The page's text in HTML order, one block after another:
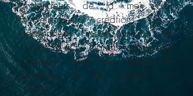
profondeurs de la mer. Ces
merveilleuses créations sont
appropriées pour toutes les
occasions et ne manqueront pas de
charmer celles qui auront le
privilège de les recevoir en
cadeau.